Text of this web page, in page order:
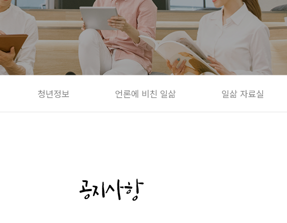
청년정보 언론에 비친 일삶 일삶 자료실
공지사항